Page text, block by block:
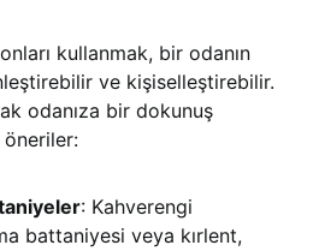
kullanmak, bir odanın
ve kişiselleştirebilir.
odanıza bir dokunuş
: Kahverengi
battaniyesi veya kırlent,